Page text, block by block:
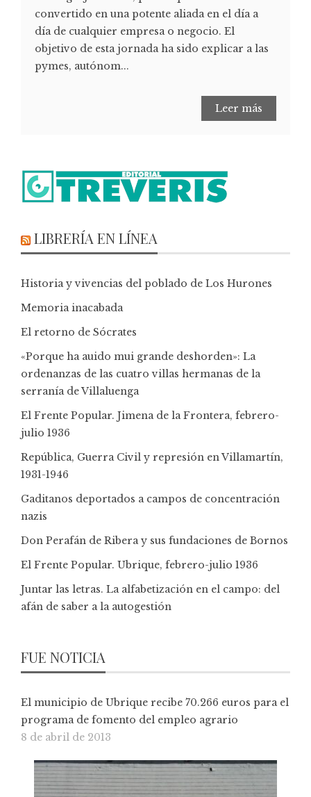
convertido en una potente aliada en el día a
día de cualquier empresa o negocio. El
objetivo de esta jornada ha sido explicar a las
pymes, autónom...
Leer más
LIBRERÍA EN LÍNEA
Historia y vivencias del poblado de Los Hurones
Memoria inacabada
El retorno de Sócrates
«Porque ha auido mui grande deshorden»: La
ordenanzas de las cuatro villas hermanas de la
serranía de Villaluenga
El Frente Popular. Jimena de la Frontera, febrero-
julio 1936
República, Guerra Civil y represión en Villamartín,
1931-1946
Gaditanos deportados a campos de concentración
nazis
Don Perafán de Ribera y sus fundaciones de Bornos
El Frente Popular. Ubrique, febrero-julio 1936
Juntar las letras. La alfabetización en el campo: del
afán de saber a la autogestión
FUE NOTICIA
El municipio de Ubrique recibe 70.266 euros para el
programa de fomento del empleo agrario
8 de abril de 2013